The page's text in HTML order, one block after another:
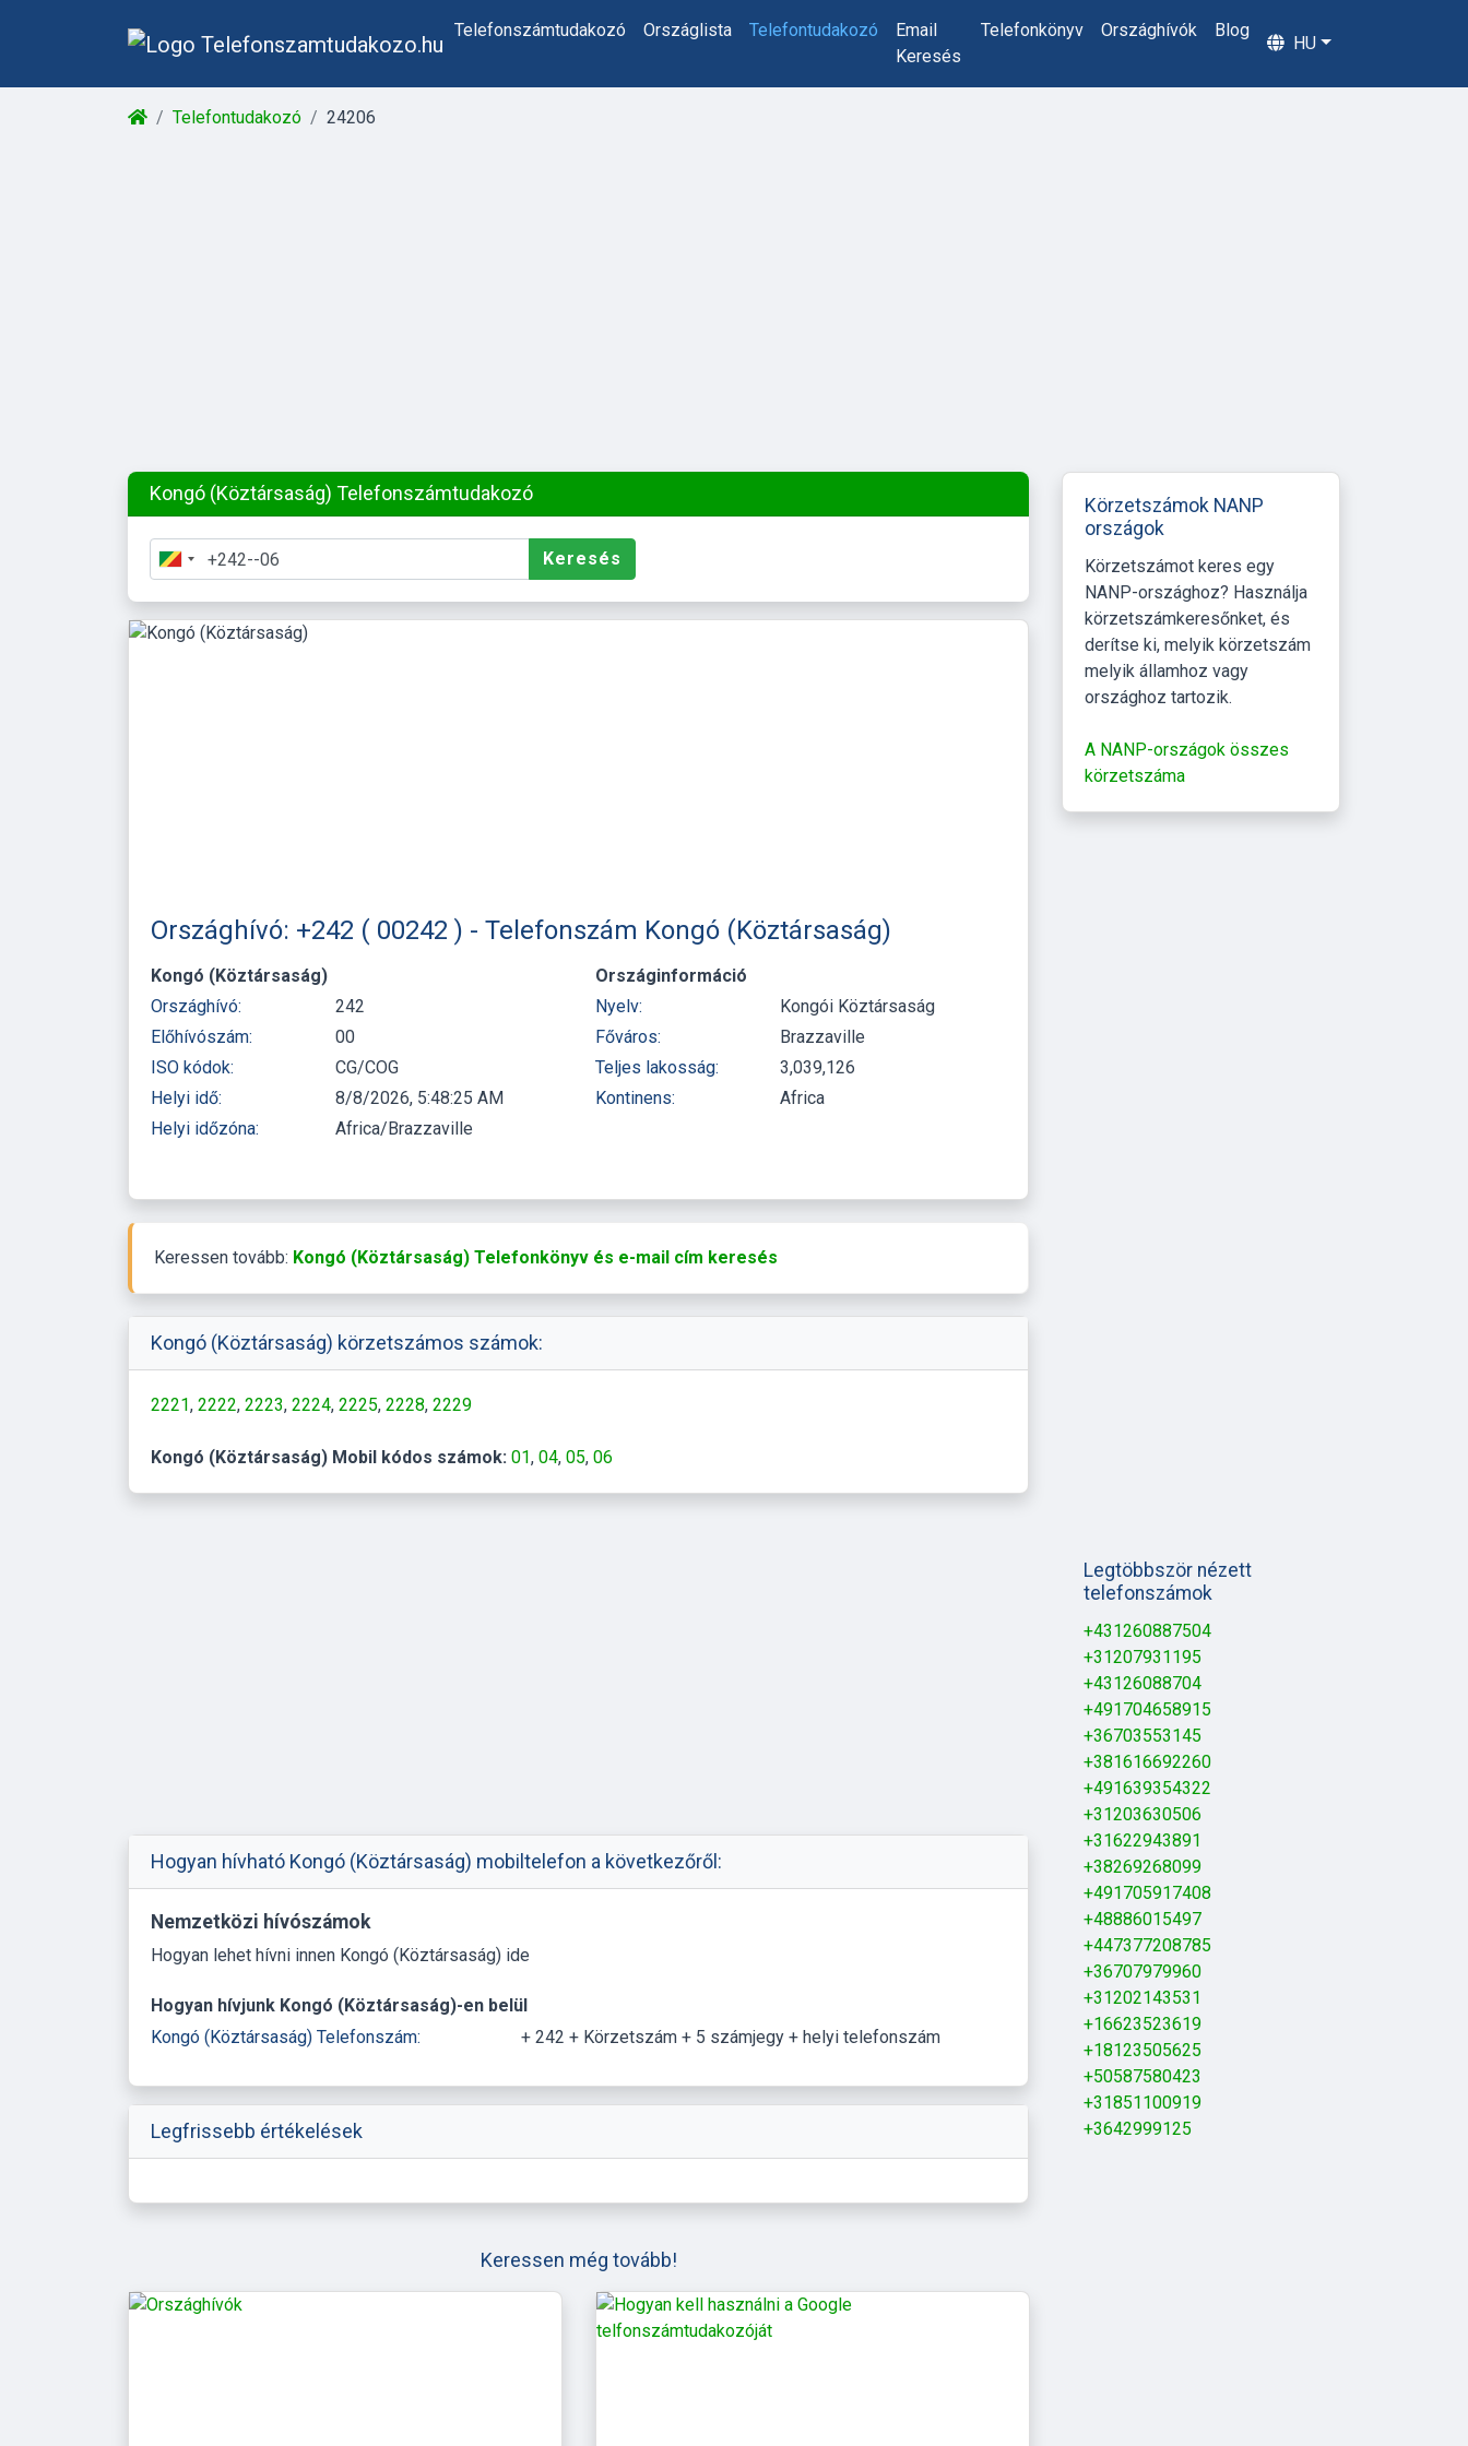
Telefonszámtudakozó Országlista Telefontudakozó
Email
Keresés
Telefonkönyv Országhívók Blog
HU
Telefontudakozó 24206
Kongó (Köztársaság) Telefonszámtudakozó
Keresés
Országhívó: +242 ( 00242 ) - Telefonszám Kongó (Köztársaság)
Kongó (Köztársaság)
Országhívó:
242
Előhívószám:
00
ISO kódok:
CG/COG
Helyi idő:
8/8/2026, 5:48:25 AM
Helyi időzóna:
Africa/Brazzaville
Országinformáció
Nyelv:
Kongói Köztársaság
Főváros:
Brazzaville
Teljes lakosság:
3,039,126
Kontinens:
Africa
Keressen tovább: Kongó (Köztársaság) Telefonkönyv és e-mail cím keresés
Kongó (Köztársaság) körzetszámos számok:
2221 2222 2223 2224 2225 2228 2229
Kongó (Köztársaság) Mobil kódos számok: 01 04 05 06
Hogyan hívható Kongó (Köztársaság) mobiltelefon a következőről:
Nemzetközi hívószámok
Hogyan lehet hívni innen Kongó (Köztársaság) ide
Hogyan hívjunk Kongó (Köztársaság)-en belül
Kongó (Köztársaság) Telefonszám:
+ 242 + Körzetszám + 5 számjegy + helyi telefonszám
Legfrissebb értékelések
Keressen még tovább!
Körzetszámok NANP
országok
Körzetszámot keres egy
NANP-országhoz? Használja
körzetszámkeresőnket, és
derítse ki, melyik körzetszám
melyik államhoz vagy
országhoz tartozik.
A NANP-országok összes
körzetszáma
Legtöbbször nézett
telefonszámok
+431260887504
+31207931195
+43126088704
+491704658915
+36703553145
+381616692260
+491639354322
+31203630506
+31622943891
+38269268099
+491705917408
+48886015497
+447377208785
+36707979960
+31202143531
+16623523619
+18123505625
+50587580423
+31851100919
+3642999125